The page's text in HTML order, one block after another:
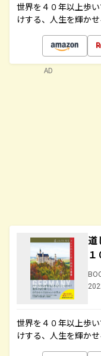
世界を４０年以上歩
けする、人生を輝か
道
１
世界を４０年以上歩
けする、人生を輝か
AD